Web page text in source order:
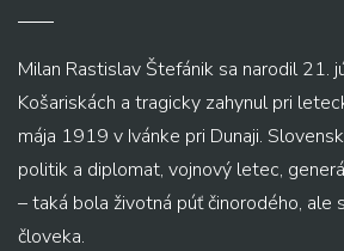
Milan Rastislav Štefánik sa narodil 21.
Košariskách a tragicky zahynul pri
mája 1919 v Ivánke pri Dunaji.
politik a diplomat, vojnový letec,
– taká bola životná púť činorodého, ale
človeka.